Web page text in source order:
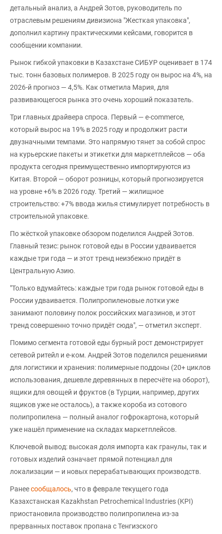
детальный анализ, а Андрей Зотов, руководитель по
отраслевым решениям дивизиона "Жесткая упаковка",
дополнил картину практическими кейсами, говорится в
сообщении компании.
Рынок гибкой упаковки в Казахстане СИБУР оценивает в 174
тыс. тонн базовых полимеров. В 2025 году он вырос на 4%, на
2026-й прогноз — 4,5%. Как отметила Мария, для
развивающегося рынка это очень хороший показатель.
Три главных драйвера спроса. Первый — e-commerce,
который вырос на 19% в 2025 году и продолжит расти
двузначными темпами. Это напрямую тянет за собой спрос
на курьерские пакеты и этикетки для маркетплейсов — оба
продукта сегодня преимущественно импортируются из
Китая. Второй — оборот розницы, который прогнозируется
на уровне +6% в 2026 году. Третий — жилищное
строительство: +7% ввода жилья стимулирует потребность в
строительной упаковке.
По жёсткой упаковке обзором поделился Андрей Зотов.
Главный тезис: рынок готовой еды в России удваивается
каждые три года — и этот тренд неизбежно придёт в
Центральную Азию.
"Только вдумайтесь: каждые три года рынок готовой еды в
России удваивается. Полипропиленовые лотки уже
занимают половину полок российских магазинов, и этот
тренд совершенно точно придёт сюда", — отметил эксперт.
Помимо сегмента готовой еды бурный рост демонстрирует
сетевой ритейл и е-ком. Андрей Зотов поделился решениями
для логистики и хранения: полимерные поддоны (20+ циклов
использования, дешевле деревянных в пересчёте на оборот),
ящики для овощей и фруктов (в Турции, например, других
ящиков уже не осталось), а также короба из сотового
полипропилена — полный аналог гофрокартона, который
уже нашёл применение на складах маркетплейсов.
Ключевой вывод: высокая доля импорта как гранулы, так и
готовых изделий означает прямой потенциал для
локализации — и новых перерабатывающих производств.
Ранеесообщалось, что в феврале текущего года
Казахстанская Kazakhstan Petrochemical Industries (KPI)
приостановила производство полипропилена из-за
прерванных поставок пропана с Тенгизского